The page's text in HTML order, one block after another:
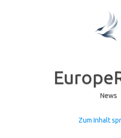
News
Zum Inhalt